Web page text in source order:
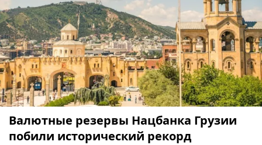
Валютные резервы Нацбанка Грузии
побили исторический рекорд